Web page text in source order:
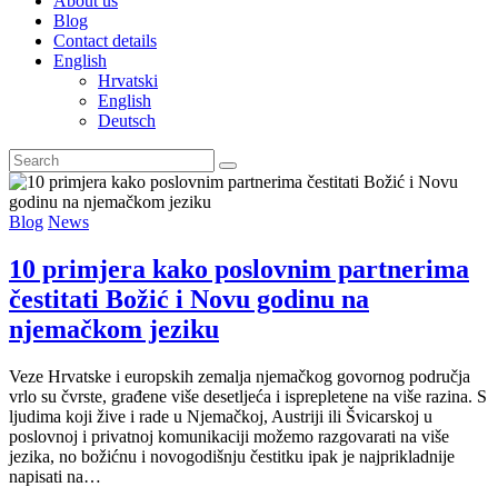
Blog
Contact details
English
Hrvatski
English
Deutsch
Blog News
10 primjera kako poslovnim partnerima
čestitati Božić i Novu godinu na
njemačkom jeziku
Veze Hrvatske i europskih zemalja njemačkog govornog područja
vrlo su čvrste, građene više desetljeća i isprepletene na više razina. S
ljudima koji žive i rade u Njemačkoj, Austriji ili Švicarskoj u
poslovnoj i privatnoj komunikaciji možemo razgovarati na više
jezika, no božićnu i novogodišnju čestitku ipak je najprikladnije
napisati na…